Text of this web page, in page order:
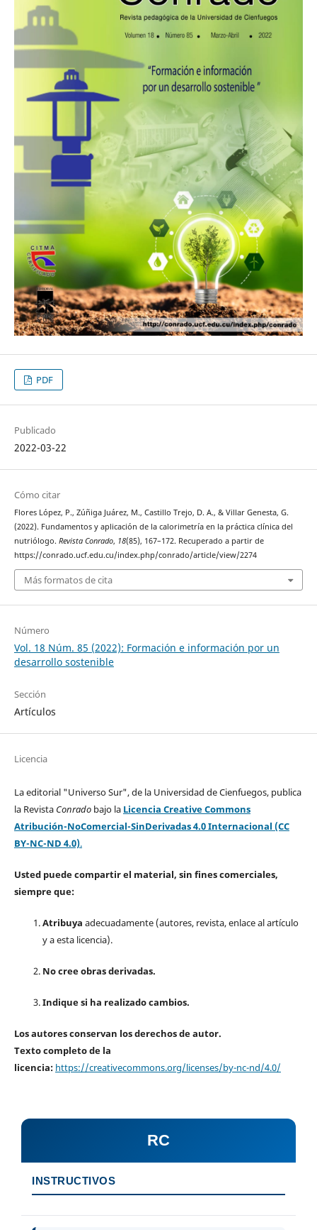
PDF
Publicado
2022-03-22
Cómo citar
Flores López, P., Zúñiga Juárez, M., Castillo Trejo, D. A., & Villar Genesta, G.
(2022). Fundamentos y aplicación de la calorimetría en la práctica clínica del
nutriólogo. Revista Conrado, 18(85), 167–172. Recuperado a partir de
https://conrado.ucf.edu.cu/index.php/conrado/article/view/2274
Más formatos de cita
Número
Vol. 18 Núm. 85 (2022): Formación e información por un
desarrollo sostenible
Sección
Artículos
Licencia
La editorial "Universo Sur", de la Universidad de Cienfuegos, publica
la Revista Conradobajo la Licencia Creative Commons
Atribución-NoComercial-SinDerivadas 4.0 Internacional (CC
BY-NC-ND 4.0).
Usted puede compartir el material, sin fines comerciales,
siempre que:
Atribuya adecuadamente (autores, revista, enlace al artículo
y a esta licencia).
No cree obras derivadas.
Indique si ha realizado cambios.
Los autores conservan los derechos de autor.
Texto completo de la
licencia: https://creativecommons.org/licenses/by-nc-nd/4.0/
RC
INSTRUCTIVOS